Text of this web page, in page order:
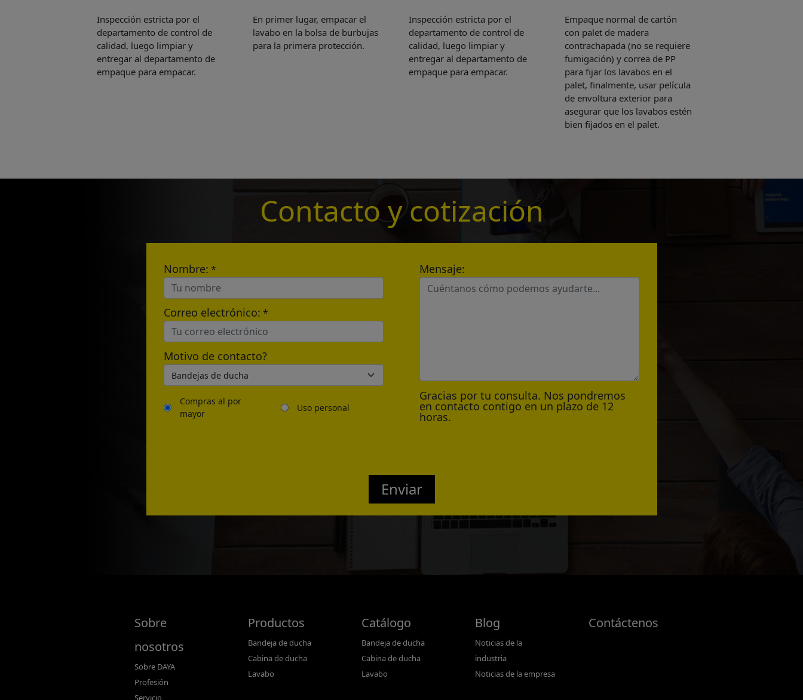
Inspección estricta por el
departamento de control de
calidad, luego limpiar y
entregar al departamento de
empaque para empacar.
En primer lugar, empacar el
lavabo en la bolsa de burbujas
para la primera protección.
Inspección estricta por el
departamento de control de
calidad, luego limpiar y
entregar al departamento de
empaque para empacar.
Empaque normal de cartón
con palet de madera
contrachapada (no se requiere
fumigación) y correa de PP
para fijar los lavabos en el
palet, finalmente, usar película
de envoltura exterior para
asegurar que los lavabos estén
bien fijados en el palet.
Get Catalogue
Confirmed
Contacto y cotización
Nombre: *
Correo electrónico: *
Motivo de contacto?
Compras al por
mayor
Uso personal
Mensaje:
Gracias por tu consulta. Nos pondremos
en contacto contigo en un plazo de 12
horas.
Enviar
Sobre
nosotros
Sobre DAYA
Profesión
Productos
Bandeja de ducha
Cabina de ducha
Lavabo
Catálogo
Bandeja de ducha
Cabina de ducha
Lavabo
Blog
Noticias de la
industria
Noticias de la empresa
Contáctenos